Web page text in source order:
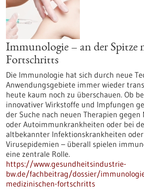
Immunologie – an der Spitze
Fortschritts
Die Immunologie hat sich durch neue
Anwendungsgebiete immer wieder
heute kaum noch zu überschauen. Ob
innovativer Wirkstoffe und Impfungen
der Suche nach neuen Therapien
oder Autoimmunkrankheiten oder bei
altbekannter Infektionskrankheiten
Virusepidemien – überall spielen
eine zentrale Rolle.
https://www.gesundheitsindustrie-
bw.de/fachbeitrag/dossier/
medizinischen-fortschritts